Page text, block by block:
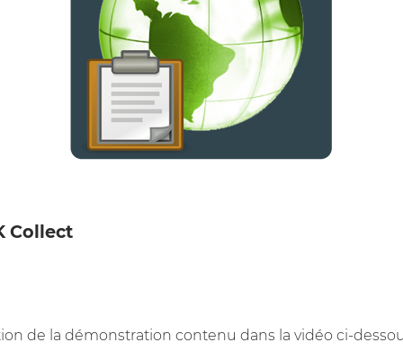
Collect
de la démonstration contenu dans la vidéo ci-